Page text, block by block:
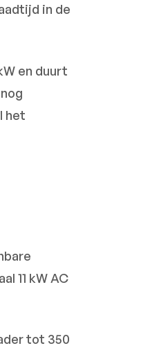
in de
en duurt
het
11 kW AC
tot 350